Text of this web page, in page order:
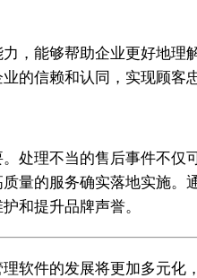
，能够帮助企业更好地理
的信赖和认同，实现顾客
处理不当的售后事件不
量的服务确实落地实施
和提升品牌声誉。
软件的发展将更加多元